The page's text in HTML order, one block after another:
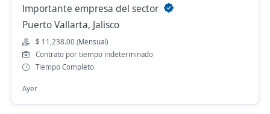
Importante empresa del sector
Puerto Vallarta, Jalisco
$ 11,238.00 (Mensual)
Contrato por tiempo indeterminado
Tiempo Completo
Ayer